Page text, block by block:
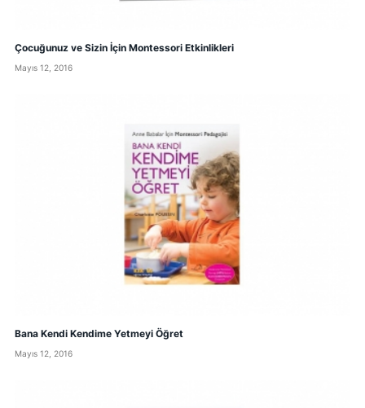
Çocuğunuz ve Sizin İçin Montessori Etkinlikleri
Mayıs 12, 2016
Bana Kendi Kendime Yetmeyi Öğret
Mayıs 12, 2016